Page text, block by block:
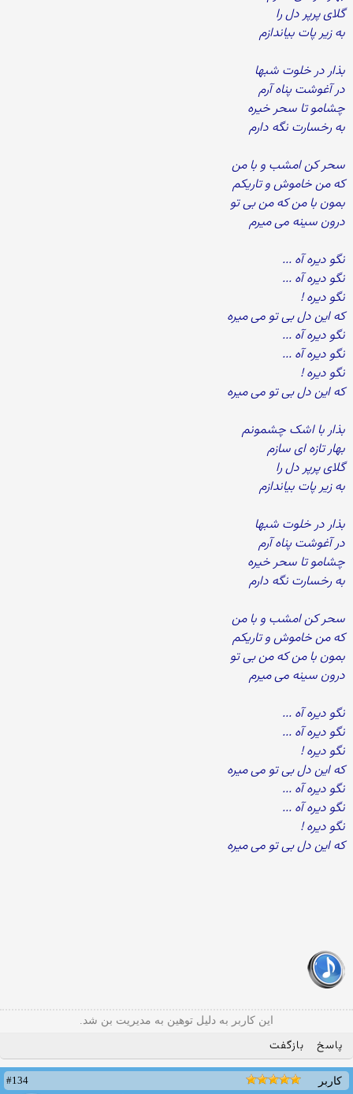
گلای پرپر دل را
به زیر پات بیاندازم
بذار در خلوت شبها
در آغوشت پناه آرم
چشامو تا سحر خیره
به رخسارت نگه دارم
سحر کن امشب و با من
که من خاموش و تاریکم
بمون با من که من بی تو
درون سینه می میرم
نگو دیره آه ...
نگو دیره آه ...
نگو دیره !
که این دل بی تو می میره
نگو دیره آه ...
نگو دیره آه ...
نگو دیره !
که این دل بی تو می میره
بذار با اشک چشمونم
بهار تازه ای سازم
گلای پرپر دل را
به زیر پات بیاندازم
بذار در خلوت شبها
در آغوشت پناه آرم
چشامو تا سحر خیره
به رخسارت نگه دارم
سحر کن امشب و با من
که من خاموش و تاریکم
بمون با من که من بی تو
درون سینه می میرم
نگو دیره آه ...
نگو دیره آه ...
نگو دیره !
که این دل بی تو می میره
نگو دیره آه ...
نگو دیره آه ...
نگو دیره !
که این دل بی تو می میره
این کاربر به دلیل توهین به مدیریت بن شد.
پاسخ بازگفت
کاربر
#134